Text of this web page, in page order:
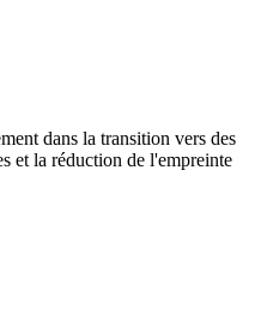
dans la transition vers des
et la réduction de l'empreinte